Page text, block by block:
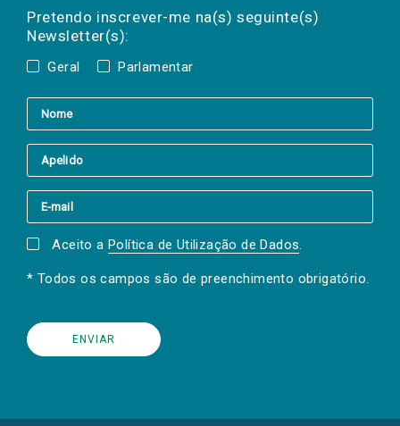
Pretendo inscrever-me na(s) seguinte(s)
Newsletter(s):
Geral Parlamentar
a(s) newsletter(s).
mail
Aceito a Política de Utilização de Dados.
* Todos os campos são de preenchimento obrigatório.